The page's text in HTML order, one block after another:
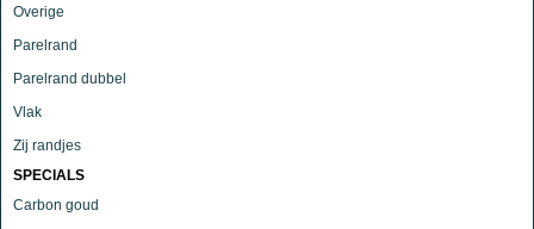
Overige
Parelrand
Parelrand dubbel
Vlak
Zij randjes
SPECIALS
Carbon goud